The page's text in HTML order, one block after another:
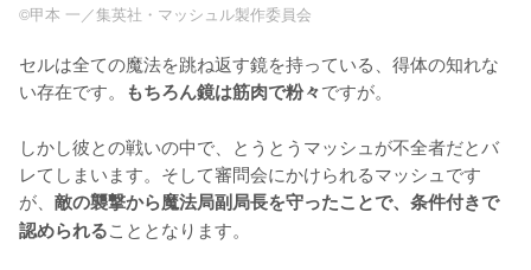
©甲本 一／集英社・マッシュル製作委員会
セルは全ての魔法を跳ね返す鏡を持っている、得体の知れな
い存在です。
もちろん鏡は筋肉で粉々ですが。
しかし彼との戦いの中で、とうとうマッシュが不全者だとバ
レてしまいます。そして審問会にかけられるマッシュです
が、 敵の襲撃から魔法局副局長を守ったことで、条件付きで
認められることとなります。